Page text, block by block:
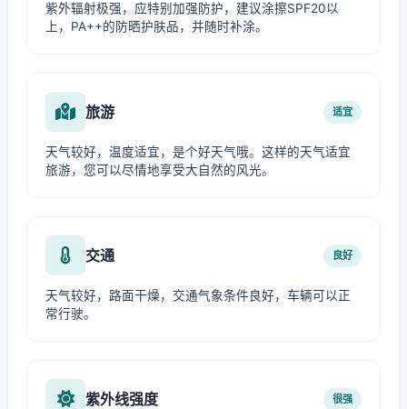
紫外辐射极强，应特别加强防护，建议涂擦SPF20以
上，PA++的防晒护肤品，并随时补涂。
旅游 适宜
天气较好，温度适宜，是个好天气哦。这样的天气适宜
旅游，您可以尽情地享受大自然的风光。
交通 良好
天气较好，路面干燥，交通气象条件良好，车辆可以正
常行驶。
紫外线强度 很强